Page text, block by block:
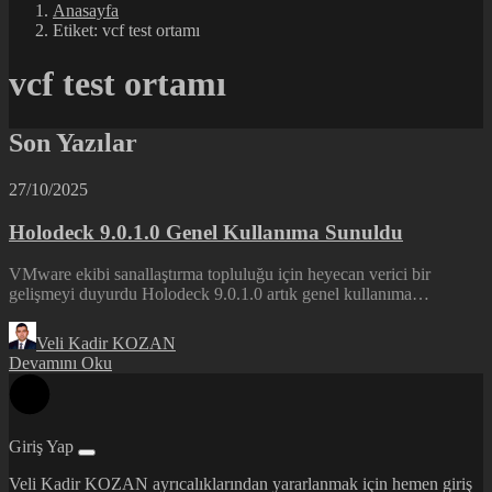
Anasayfa
Etiket: vcf test ortamı
vcf test ortamı
Son Yazılar
27/10/2025
Holodeck 9.0.1.0 Genel Kullanıma Sunuldu
VMware ekibi sanallaştırma topluluğu için heyecan verici bir
gelişmeyi duyurdu Holodeck 9.0.1.0 artık genel kullanıma…
Veli Kadir KOZAN
Devamını Oku
Giriş Yap
Veli Kadir KOZAN ayrıcalıklarından yararlanmak için hemen giriş